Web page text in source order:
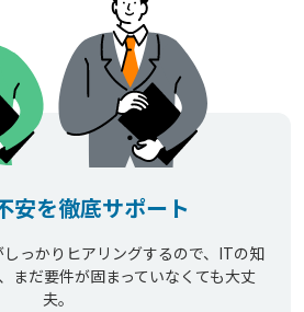
安を徹底サポート
っかりヒアリングするので、ITの知
まだ要件が固まっていなくても大丈
夫。